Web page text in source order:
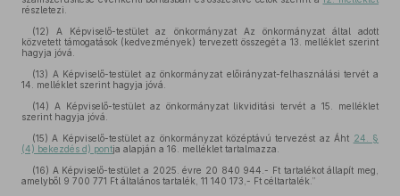
részletezi.
(12) A Képviselő-testület az önkormányzat Az önkormányzat által adott
közvetett támogatások (kedvezmények) tervezett összegét a 13. melléklet szerint
hagyja jóvá.
(13) A Képviselő-testület az önkormányzat előirányzat-felhasználási tervét a
14. melléklet szerint hagyja jóvá.
(14) A Képviselő-testület az önkormányzat likviditási tervét a 15. melléklet
szerint hagyja jóvá.
(15) A Képviselő-testület az önkormányzat középtávú tervezést az Áht 24. §
(4) bekezdés d) pontja alapján a 16. melléklet tartalmazza.
(16) A Képviselő-testület a 2025. évre 20 840 944.- Ft tartalékot állapít meg,
amelyből 9 700 771 Ft általános tartalék, 11 140 173,- Ft céltartalék.”